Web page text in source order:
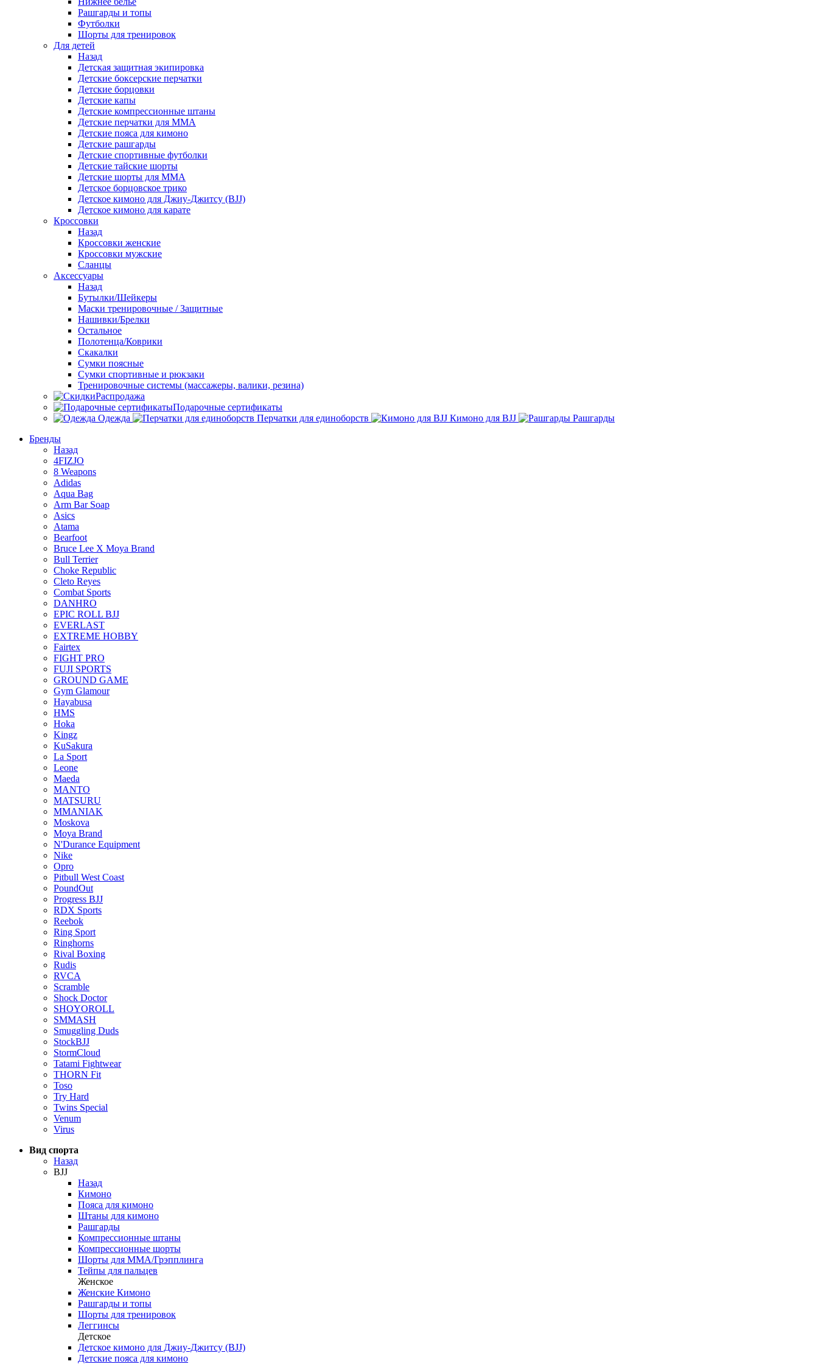
Рашгарды и топы
Футболки
Шорты для тренировок
Для детей
Назад
Детская защитная экипировка
Детские боксерские перчатки
Детские борцовки
Детские капы
Детские компрессионные штаны
Детские перчатки для ММА
Детские пояса для кимоно
Детские рашгарды
Детские спортивные футболки
Детские тайские шорты
Детские шорты для ММА
Детское борцовское трико
Детское кимоно для Джиу-Джитсу (BJJ)
Детское кимоно для карате
Кроссовки
Назад
Кроссовки женские
Кроссовки мужские
Сланцы
Аксессуары
Назад
Бутылки/Шейкеры
Маски тренировочные / Защитные
Нашивки/Брелки
Остальное
Полотенца/Коврики
Скакалки
Сумки поясные
Сумки спортивные и рюкзаки
Тренировочные системы (массажеры, валики, резина)
Распродажа
Подарочные сертификаты
Одежда
Перчатки для единоборств Кимоно для BJJ
Рашгарды
Бренды
Назад
4FIZJO
8 Weapons
Adidas
Aqua Bag
Arm Bar Soap
Asics
Atama
Bearfoot
Bruce Lee X Moya Brand
Bull Terrier
Choke Republic
Cleto Reyes
Combat Sports
DANHRO
EPIC ROLL BJJ
EVERLAST
EXTREME HOBBY
Fairtex
FIGHT PRO
FUJI SPORTS
GROUND GAME
Gym Glamour
Hayabusa
HMS
Hoka
Kingz
KuSakura
La Sport
Leone
Maeda
MANTO
MATSURU
MMANIAK
Moskova
Moya Brand
N'Durance Equipment
Nike
Opro
Pitbull West Coast
PoundOut
Progress BJJ
RDX Sports
Reebok
Ring Sport
Ringhorns
Rival Boxing
Rudis
RVCA
Scramble
Shock Doctor
SHOYOROLL
SMMASH
Smuggling Duds
StockBJJ
StormCloud
Tatami Fightwear
THORN Fit
Toso
Try Hard
Twins Special
Venum
Virus
Вид спорта
Назад
BJJ
Назад
Кимоно
Пояса для кимоно
Штаны для кимоно
Рашгарды
Компрессионные штаны
Компрессионные шорты
Шорты для ММА/Грэпплинга
Тейпы для пальцев
Женское
Женские Кимоно
Рашгарды и топы
Шорты для тренировок
Леггинсы
Детское
Детское кимоно для Джиу-Джитсу (BJJ)
Детские пояса для кимоно